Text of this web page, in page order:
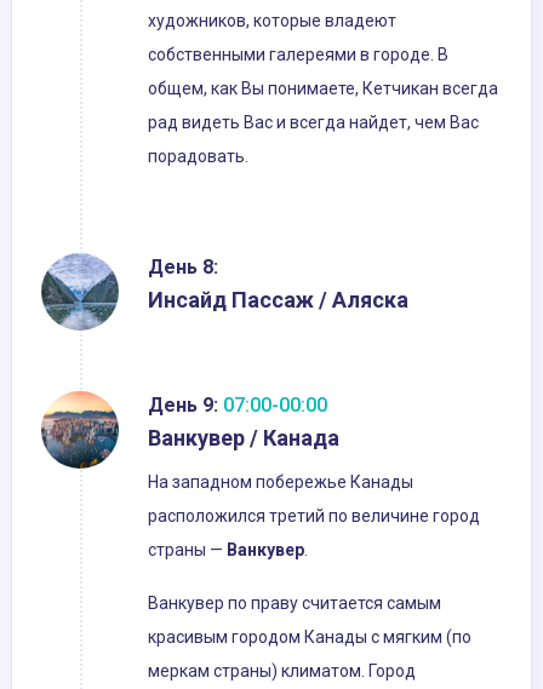
художников, которые владеют
собственными галереями в городе. В
общем, как Вы понимаете, Кетчикан всегда
рад видеть Вас и всегда найдет, чем Вас
порадовать.
День 8:
Инсайд Пассаж / Аляска
День 9: 07:00-00:00
Ванкувер / Канада
На западном побережье Канады
расположился третий по величине город
страны — Ванкувер
Ванкувер по праву считается самым
красивым городом Канады с мягким (по
меркам страны) климатом. Город